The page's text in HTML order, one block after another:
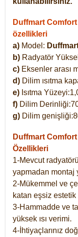
Duffmart
özellikleri
a) Model:
b) Radyatör
c) Eksenler arası
d) Dilim ısıtma
e) Isıtma
f) Dilim
g) Dilim
Duffmart Comfort
Özellikleri
1-Mevcut
yapmadan montaj
2-Mükemmel ve
katan eşsiz estetik
3-Hammadde ve
yüksek ısı verimi.
4-İhtiyaçlarınız